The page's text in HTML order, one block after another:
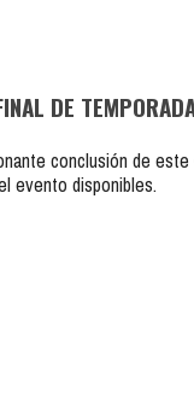
DE
conclusión de
evento disponibles.